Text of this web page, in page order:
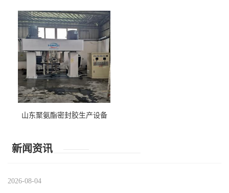
山东聚氨酯密封胶生产设备
新闻资讯
2026-08-04